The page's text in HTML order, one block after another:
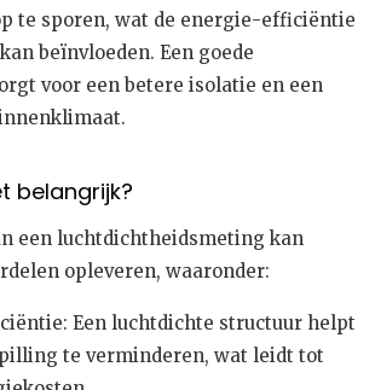
te sporen, wat de energie-efficiëntie
beïnvloeden. Een goede
voor een betere isolatie en een
belangrijk?
een luchtdichtheidsmeting kan
opleveren, waaronder:
Een luchtdichte structuur helpt
te verminderen, wat leidt tot